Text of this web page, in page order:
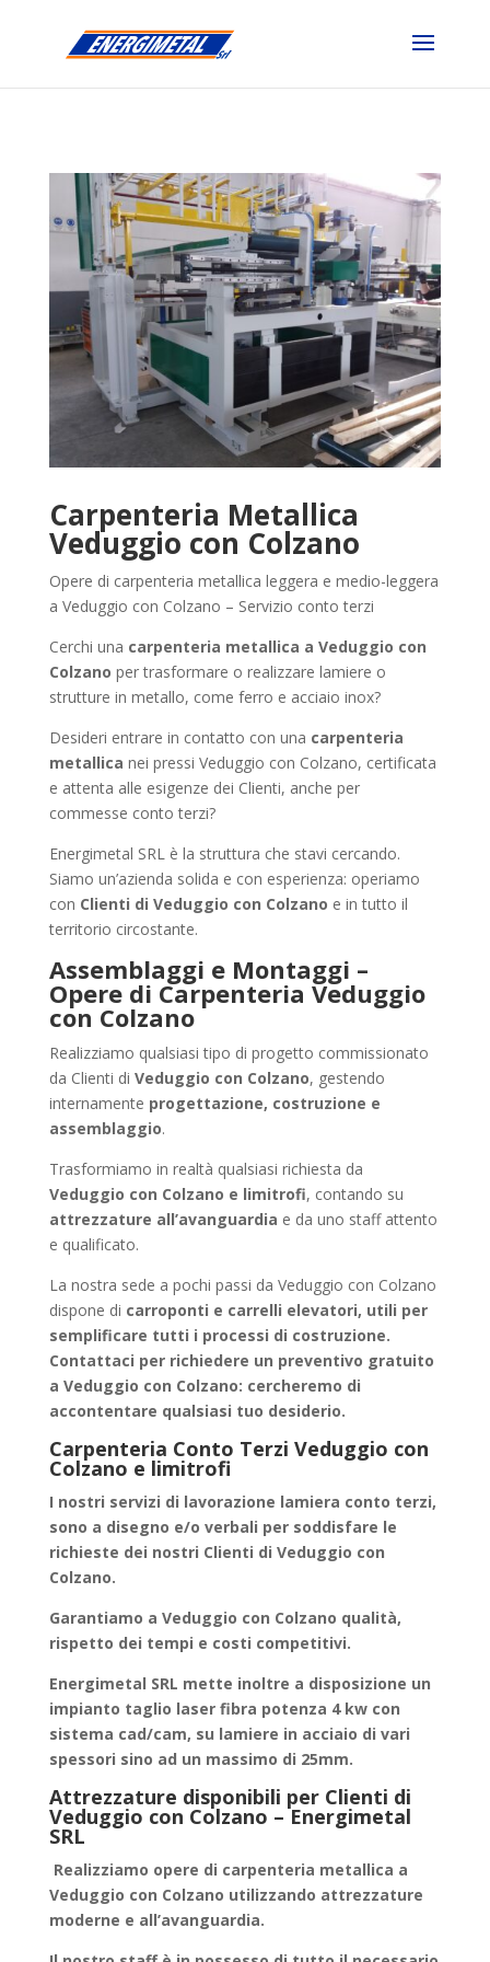
Carpenteria Metallica
Veduggio con Colzano
Opere di carpenteria metallica leggera e medio-leggera
a Veduggio con Colzano – Servizio conto terzi
Cerchi una carpenteria metallica a Veduggio con
Colzano per trasformare o realizzare lamiere o
strutture in metallo, come ferro e acciaio inox?
Desideri entrare in contatto con una carpenteria
metallica nei pressi Veduggio con Colzano, certificata
e attenta alle esigenze dei Clienti, anche per
commesse conto terzi?
Energimetal SRL è la struttura che stavi cercando.
Siamo un’azienda solida e con esperienza: operiamo
con Clienti di Veduggio con Colzano e in tutto il
territorio circostante.
Assemblaggi e Montaggi –
Opere di Carpenteria Veduggio
con Colzano
Realizziamo qualsiasi tipo di progetto commissionato
da Clienti di Veduggio con Colzano, gestendo
internamente progettazione, costruzione e
assemblaggio.
Trasformiamo in realtà qualsiasi richiesta da
Veduggio con Colzano e limitrofi, contando su
attrezzature all’avanguardia e da uno staff attento
e qualificato.
La nostra sede a pochi passi da Veduggio con Colzano
dispone di carroponti e carrelli elevatori, utili per
semplificare tutti i processi di costruzione.
Contattaci per richiedere un preventivo gratuito
a Veduggio con Colzano: cercheremo di
accontentare qualsiasi tuo desiderio.
Carpenteria Conto Terzi Veduggio con
Colzano e limitrofi
I nostri servizi di lavorazione lamiera conto terzi,
sono a disegno e/o verbali per soddisfare le
richieste dei nostri Clienti di Veduggio con
Colzano.
Garantiamo a Veduggio con Colzano qualità,
rispetto dei tempi e costi competitivi.
Energimetal SRL mette inoltre a disposizione un
impianto taglio laser fibra potenza 4 kw con
sistema cad/cam, su lamiere in acciaio di vari
spessori sino ad un massimo di 25mm.
Attrezzature disponibili per Clienti di
Veduggio con Colzano – Energimetal
SRL
Realizziamo opere di carpenteria metallica a
Veduggio con Colzano utilizzando attrezzature
moderne e all’avanguardia.